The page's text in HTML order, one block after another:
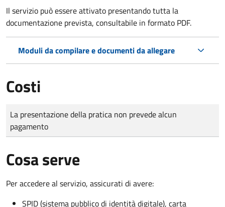
Il servizio può essere attivato presentando tutta la
documentazione prevista, consultabile in formato PDF.
Moduli da compilare e documenti da allegare
Costi
Tipo di pagamento
Importo
La presentazione della pratica non prevede alcun
pagamento
Cosa serve
Per accedere al servizio, assicurati di avere:
SPID (sistema pubblico di identità digitale), carta